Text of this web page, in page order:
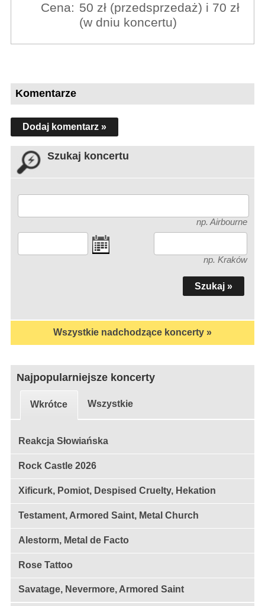
Cena: 50 zł (przedsprzedaż) i 70 zł
(w dniu koncertu)
Komentarze
Dodaj komentarz »
Szukaj koncertu
np. Airbourne
np. Kraków
Wszystkie nadchodzące koncerty »
Najpopularniejsze koncerty
Wkrótce Wszystkie
Reakcja Słowiańska
Rock Castle 2026
Xificurk, Pomiot, Despised Cruelty, Hekation
Testament, Armored Saint, Metal Church
Alestorm, Metal de Facto
Rose Tattoo
Savatage, Nevermore, Armored Saint